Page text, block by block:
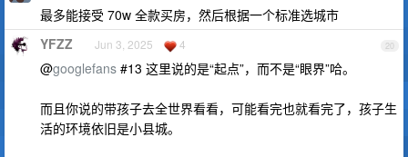
最多能接受 70w 全款买房，然后根据一个标准选城市
20
YFZZ Jun 3, 2025 4
@googlefans #13 这里说的是“起点”，而不是“眼界”哈。
而且你说的带孩子去全世界看看，可能看完也就看完了，孩子生
活的环境依旧是小县城。